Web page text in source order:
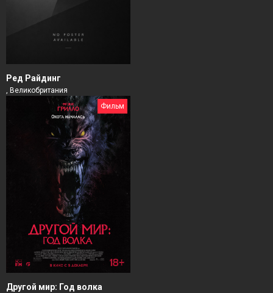
Ред Райдинг
, Великобритания
Фильм
Другой мир: Год волка